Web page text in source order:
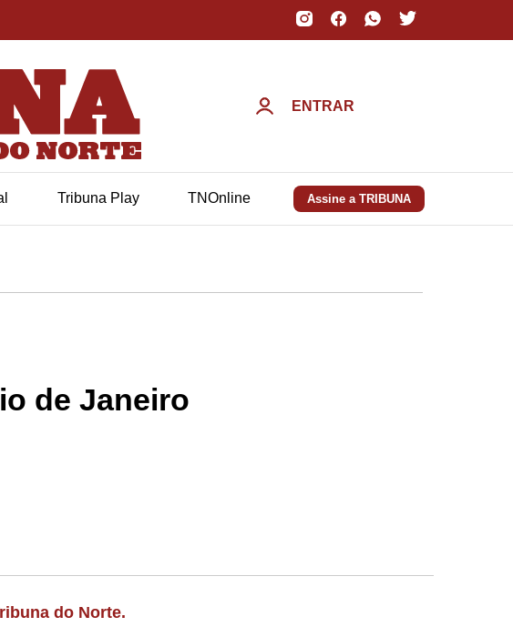
ENTRAR
Tribuna Play TNOnline Assine a TRIBUNA
de Janeiro
do Norte.